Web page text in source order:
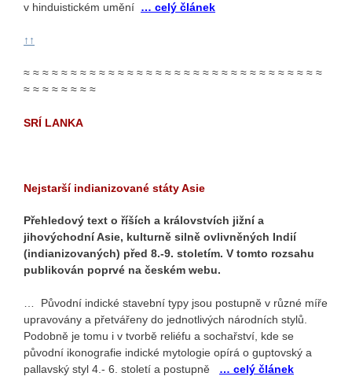
v hinduistickém umění … celý článek
↑↑
≈ ≈ ≈ ≈ ≈ ≈ ≈ ≈ ≈ ≈ ≈ ≈ ≈ ≈ ≈ ≈ ≈ ≈ ≈ ≈ ≈ ≈ ≈ ≈ ≈ ≈ ≈ ≈ ≈ ≈ ≈ ≈
≈ ≈ ≈ ≈ ≈ ≈ ≈ ≈
SRÍ LANKA
Nejstarší indianizované státy Asie
Přehledový text o říších a královstvích jižní a
jihovýchodní Asie, kulturně silně ovlivněných Indií
(indianizovaných) před 8.-9. stoletím. V tomto rozsahu
publikován poprvé na českém webu.
… Původní indické stavební typy jsou postupně v různé míře
upravovány a přetvářeny do jednotlivých národních stylů.
Podobně je tomu i v tvorbě reliéfu a sochařství, kde se
původní ikonografie indické mytologie opírá o guptovský a
pallavský styl 4.- 6. století a postupně … celý článek